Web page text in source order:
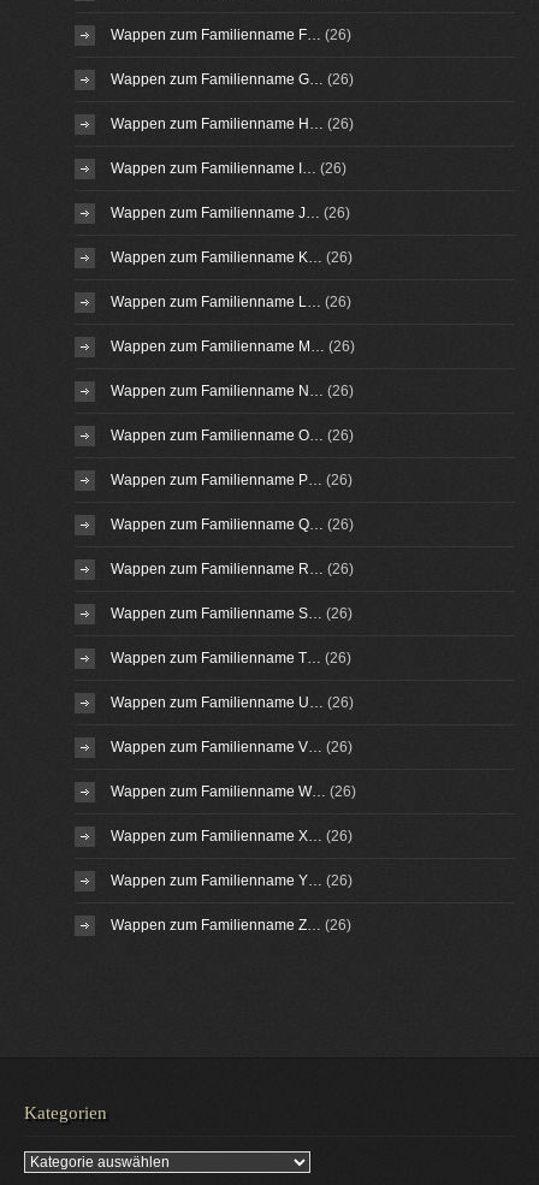
Wappen zum Familienname F… (26)
Wappen zum Familienname G… (26)
Wappen zum Familienname H… (26)
Wappen zum Familienname I… (26)
Wappen zum Familienname J… (26)
Wappen zum Familienname K… (26)
Wappen zum Familienname L… (26)
Wappen zum Familienname M… (26)
Wappen zum Familienname N… (26)
Wappen zum Familienname O… (26)
Wappen zum Familienname P… (26)
Wappen zum Familienname Q… (26)
Wappen zum Familienname R… (26)
Wappen zum Familienname S… (26)
Wappen zum Familienname T… (26)
Wappen zum Familienname U… (26)
Wappen zum Familienname V… (26)
Wappen zum Familienname W… (26)
Wappen zum Familienname X… (26)
Wappen zum Familienname Y… (26)
Wappen zum Familienname Z… (26)
Kategorien
Kategorien